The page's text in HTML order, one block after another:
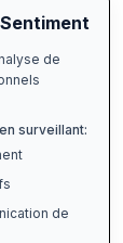
de
surveillant:
de